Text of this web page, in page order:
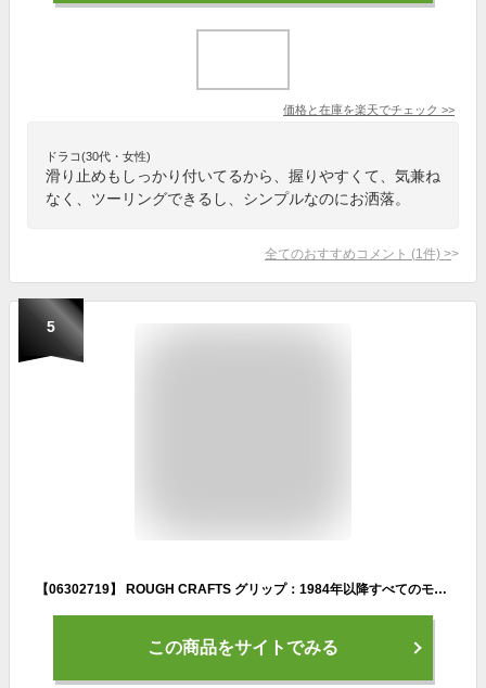
価格と在庫を楽天でチェック >>
ドラコ(30代・女性)
滑り止めもしっかり付いてるから、握りやすくて、気兼ね
なく、ツーリングできるし、シンプルなのにお洒落。
全てのおすすめコメント (1 件) >
5
【06302719】 ROUGH CRAFTS グリップ：1984年以降すべてのモデルに適合（但し電子スロットルモデル、XGモデルは除く）/ブラック
この商品をサイトでみる